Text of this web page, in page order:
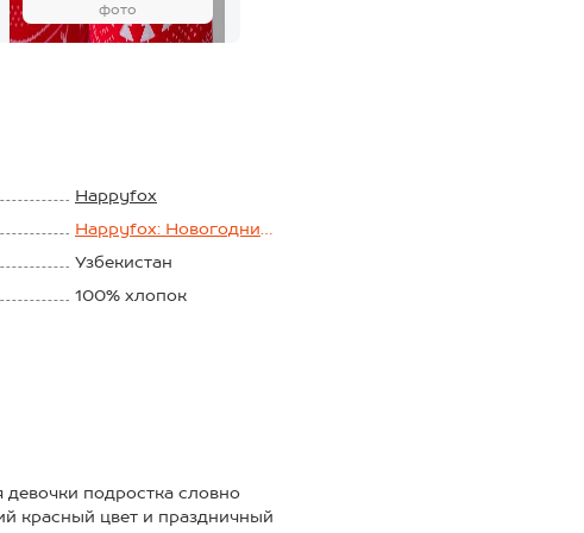
фото
Happyfox
Happyfox: Новогодние
пижамы
Узбекистан
100% хлопок
подростка словно
красный цвет и праздничный